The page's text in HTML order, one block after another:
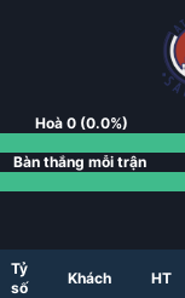
Hoà 0(0.0%)
Bàn thắng mỗi trận
Tỷ
số
Khách HT